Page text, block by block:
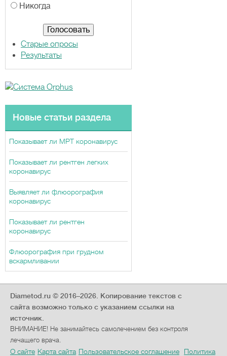
а Никогда
Старые опросы
Результаты
Новые статьи раздела
Показывает ли МРТ коронавирус
Показывает ли рентген легких
коронавирус
Выявляет ли флюорография
коронавирус
Показывает ли рентген
коронавирус
Флюорография при грудном
вскармливании
Diametod.ru © 2016–2026. Копирование текстов с
сайта возможно только с указанием ссылки на
источник.
ВНИМАНИЕ! Не занимайтесь самолечением без контроля
лечащего врача.
О сайте Карта сайта Пользовательское соглашение Политика